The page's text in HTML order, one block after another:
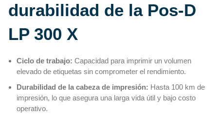
durabilidad de la Pos-D
LP 300 X
Ciclo de trabajo: Capacidad para imprimir un volumen
elevado de etiquetas sin comprometer el rendimiento.
Durabilidad de la cabeza de impresión: Hasta 100 km de
impresión, lo que asegura una larga vida útil y bajo costo
operativo.